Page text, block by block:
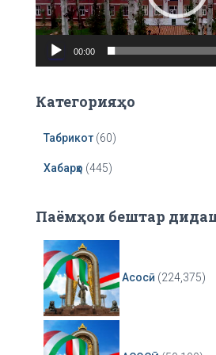
l
a
00:00
Категорияҳо
Табрикот (60)
Хабарҳо (445)
Паёмҳои бештар
Асосӣ (224,375)